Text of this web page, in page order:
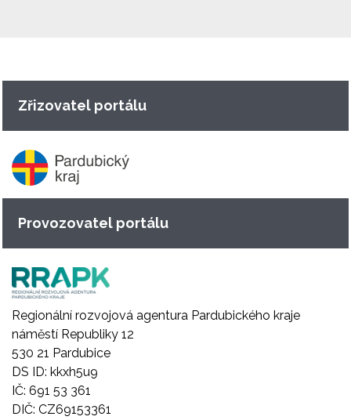
Zřizovatel portálu
Provozovatel portálu
Regionální rozvojová agentura Pardubického kraje
náměstí Republiky 12
530 21 Pardubice
DS ID: kkxh5u9
IČ: 691 53 361
DIČ: CZ69153361